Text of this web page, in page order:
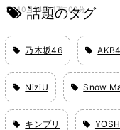
10月14日 17時00分
話題のタグ
乃木坂46
NiziU Snow
キンプリ